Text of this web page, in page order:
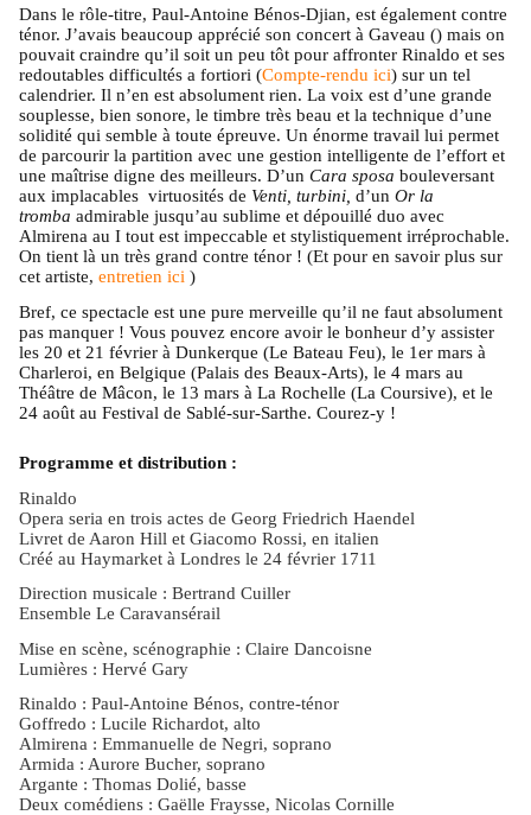
Dans le rôle-titre, Paul-Antoine Bénos-Djian, est également contre
ténor. J’avais beaucoup apprécié son concert à Gaveau () mais on
pouvait craindre qu’il soit un peu tôt pour affronter Rinaldo et ses
redoutables difficultés a fortiori (Compte-rendu ici) sur un tel
calendrier. Il n’en est absolument rien. La voix est d’une grande
souplesse, bien sonore, le timbre très beau et la technique d’une
solidité qui semble à toute épreuve. Un énorme travail lui permet
de parcourir la partition avec une gestion intelligente de l’effort et
une maîtrise digne des meilleurs. D’un Cara sposa bouleversant
aux implacables virtuosités de Venti, turbini, d’un Or la
tromba admirable jusqu’au sublime et dépouillé duo avec
Almirena au I tout est impeccable et stylistiquement irréprochable.
On tient là un très grand contre ténor ! (Et pour en savoir plus sur
cet artiste, entretien ici )
Bref, ce spectacle est une pure merveille qu’il ne faut absolument
pas manquer ! Vous pouvez encore avoir le bonheur d’y assister
les 20 et 21 février à Dunkerque (Le Bateau Feu), le 1er mars à
Charleroi, en Belgique (Palais des Beaux-Arts), le 4 mars au
Théâtre de Mâcon, le 13 mars à La Rochelle (La Coursive), et le
24 août au Festival de Sablé-sur-Sarthe. Courez-y !
Programme et distribution :
Rinaldo
Opera seria en trois actes de Georg Friedrich Haendel
Livret de Aaron Hill et Giacomo Rossi, en italien
Créé au Haymarket à Londres le 24 février 1711
Direction musicale : Bertrand Cuiller
Ensemble Le Caravansérail
Mise en scène, scénographie : Claire Dancoisne
Lumières : Hervé Gary
Rinaldo : Paul-Antoine Bénos, contre-ténor
Goffredo : Lucile Richardot, alto
Almirena : Emmanuelle de Negri, soprano
Armida : Aurore Bucher, soprano
Argante : Thomas Dolié, basse
Deux comédiens : Gaëlle Fraysse, Nicolas Cornille